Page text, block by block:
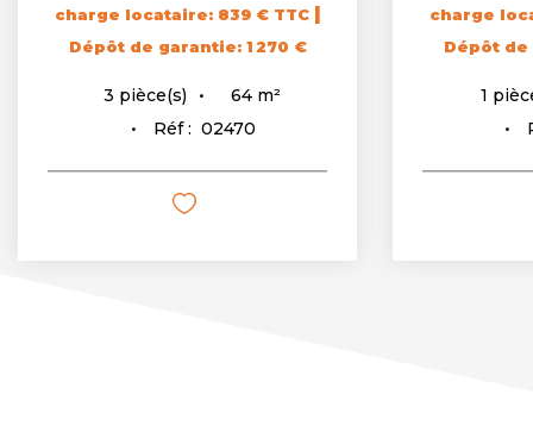
charge locataire: 839 € TTC |
Dépôt de garantie: 1 270 €
3 pièce(s) 64 m²
Réf : 02470
charge
Dépôt de
1